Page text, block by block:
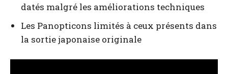
datés malgré les améliorations techniques
Les Panopticons limités à ceux présents dans
la sortie japonaise originale